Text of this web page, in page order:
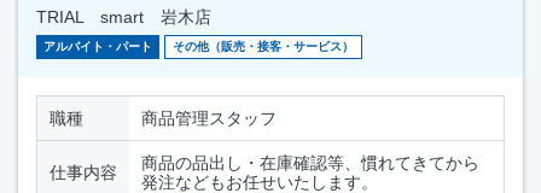
TRIAL smart 岩木店
アルバイト・パート その他（販売・接客・サービス）
職種 商品管理スタッフ
仕事内容
商品の品出し・在庫確認等、慣れてきてから
発注などもお任せいたします。